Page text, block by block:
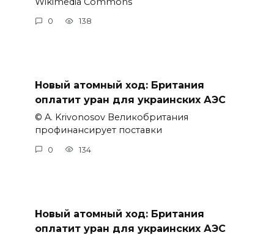
0 138
Новый атомный ход: Британия
оплатит уран для украинских АЭС
© A. Krivonosov Великобритания
профинансирует поставки
0 134
Новый атомный ход: Британия
оплатит уран для украинских АЭС